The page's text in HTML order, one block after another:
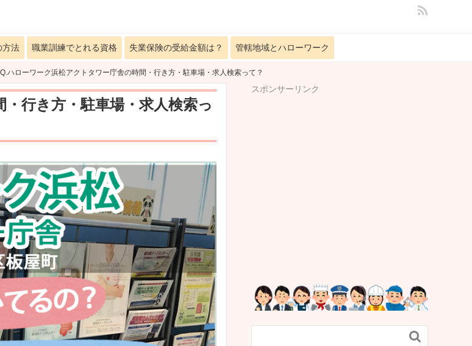
方法 職業訓練でとれる資格 失業保険の受給金額は？ 管轄地域とハローワーク
Q.ハローワーク浜松アクトタワー庁舎の時間・行き方・駐車場・求人検索って？
行き方・駐車場・求人検索っ
スポンサーリンク
